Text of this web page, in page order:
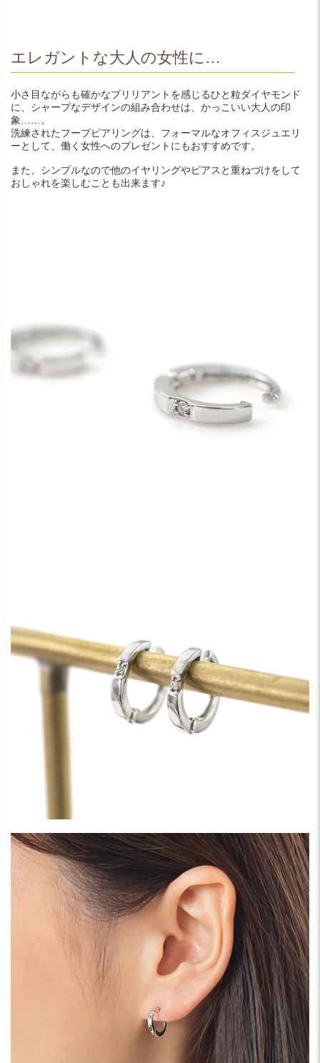
エレガントな大人の女性に…
小さ目ながらも確かなブリリアントを感じるひと粒ダイヤモンド
に、シャープなデザインの組み合わせは、かっこいい大人の印
象……。
洗練されたフープピアリングは、フォーマルなオフィスジュエリ
ーとして、働く女性へのプレゼントにもおすすめです。
また、シンプルなので他のイヤリングやピアスと重ねづけをして
おしゃれを楽しむことも出来ます♪